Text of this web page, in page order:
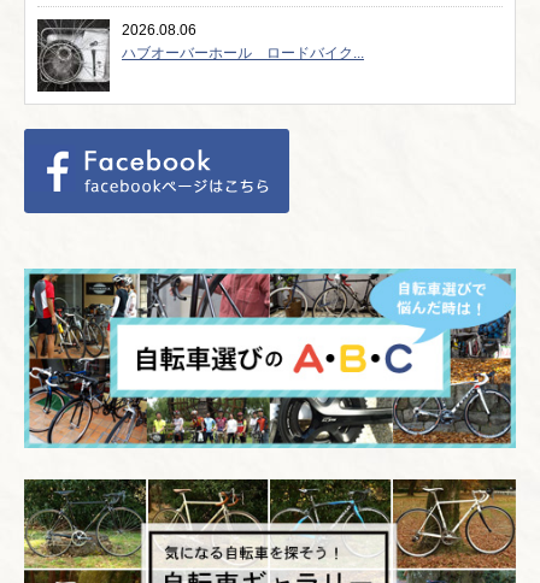
2026.08.06
ハブオーバーホール ロードバイク...